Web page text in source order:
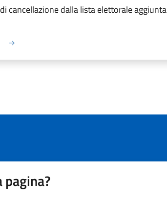
cancellazione dalla lista elettorale aggiunta